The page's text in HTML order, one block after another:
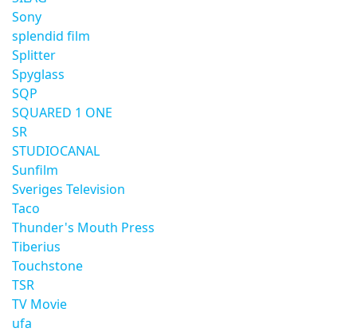
Sony
splendid film
Splitter
Spyglass
SQP
SQUARED 1 ONE
SR
STUDIOCANAL
Sunfilm
Sveriges Television
Taco
Thunder's Mouth Press
Tiberius
Touchstone
TSR
TV Movie
ufa